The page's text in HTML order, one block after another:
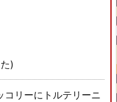
)
コリーにトルテリーニ